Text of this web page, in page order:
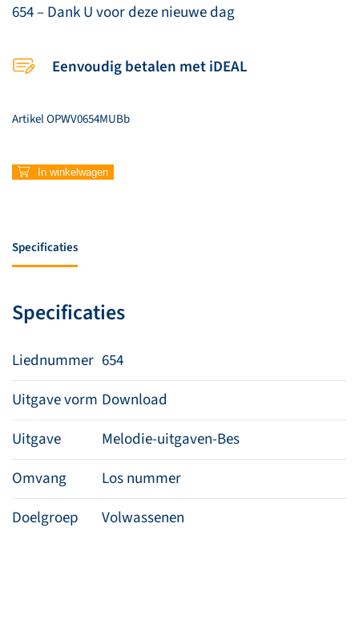
654 – Dank U voor deze nieuwe dag
Eenvoudig betalen met iDEAL
ArtikelOPWV0654MUBb
654
deze
aantal
In winkelwagen
Specificaties
Specificaties
Liednummer 654
Uitgave vorm Download
Uitgave
Melodie-uitgaven-Bes
Omvang
Los nummer
Doelgroep
Volwassenen